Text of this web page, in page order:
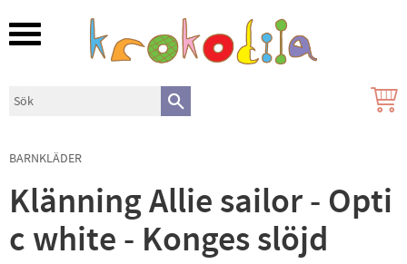
Meny
BARNKLÄDER
Klänning Allie sailor - Opti
c white - Konges slöjd